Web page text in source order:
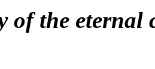
of the eternal